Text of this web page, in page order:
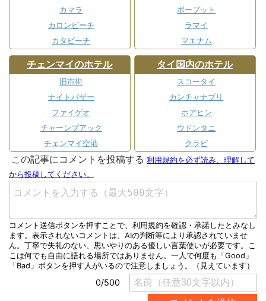
カマラ
カロンビーチ
カタビーチ
ボープット
ラマイ
マエナム
チェンマイのホテル
旧市街
ナイトバザー
ファイゲオ
チャーンプアック
チェンマイ空港
タイ国内のホテル
スコータイ
カンチャナブリ
ホアヒン
ウドンタニ
クラビ